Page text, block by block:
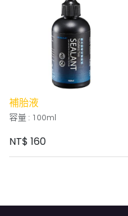
補胎液
容量 : 100ml
NT$ 160